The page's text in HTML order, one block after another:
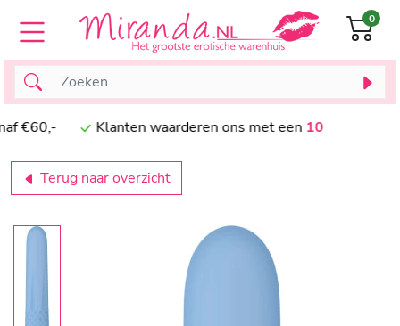
vanaf €60,- Klanten waarderen ons met een
0
Terug naar overzicht